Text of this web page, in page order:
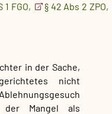
1 FGO,
§ 42 Abs 2 ZPO,
in der Sache,
nicht
der Mangel als